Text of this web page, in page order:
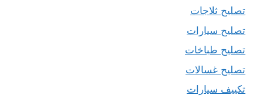
تصليح ثلاجات
تصليح سيارات
تصليح طباخات
تصليح غسالات
تكييف سيارات